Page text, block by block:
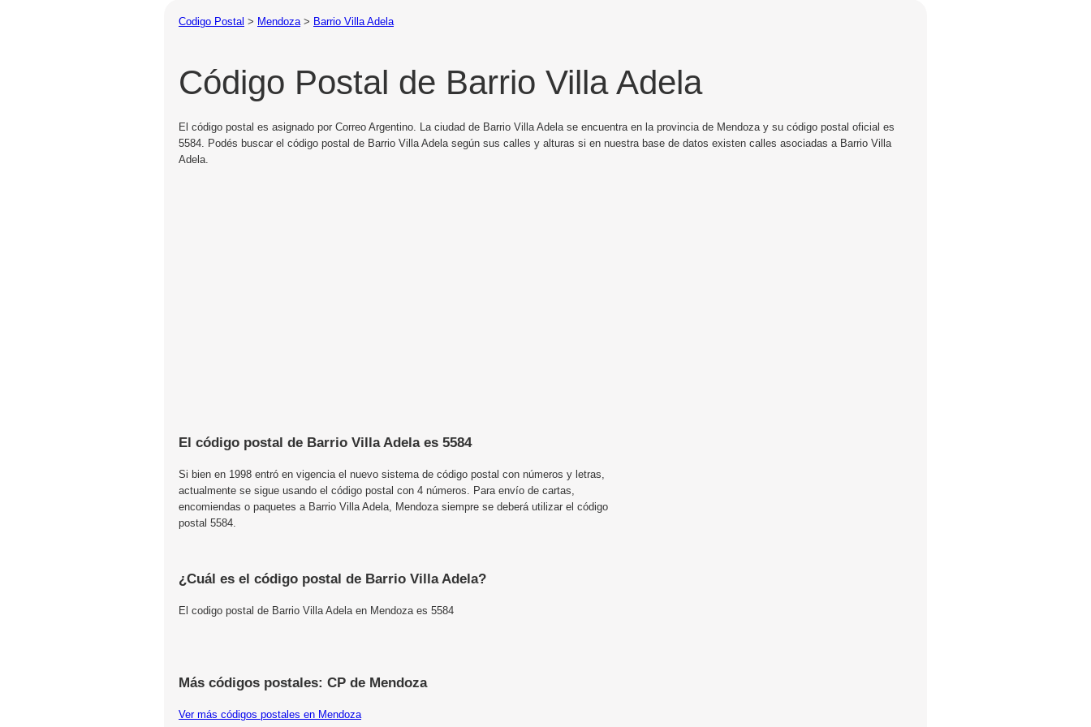
Codigo Postal > Mendoza> Barrio Villa Adela
Código Postal de Barrio Villa Adela
El código postal es asignado por Correo Argentino. La ciudad de Barrio Villa Adela se encuentra en la provincia de Mendoza y su código postal oficial es
5584. Podés buscar el código postal de Barrio Villa Adela según sus calles y alturas si en nuestra base de datos existen calles asociadas a Barrio Villa
Adela.
El código postal de Barrio Villa Adela es 5584
Si bien en 1998 entró en vigencia el nuevo sistema de código postal con números y letras,
actualmente se sigue usando el código postal con 4 números. Para envío de cartas,
encomiendas o paquetes a Barrio Villa Adela, Mendoza siempre se deberá utilizar el código
postal 5584.
¿Cuál es el código postal de Barrio Villa Adela?
El codigo postal de Barrio Villa Adela en Mendoza es 5584
Más códigos postales: CP de Mendoza
Ver más códigos postales en Mendoza